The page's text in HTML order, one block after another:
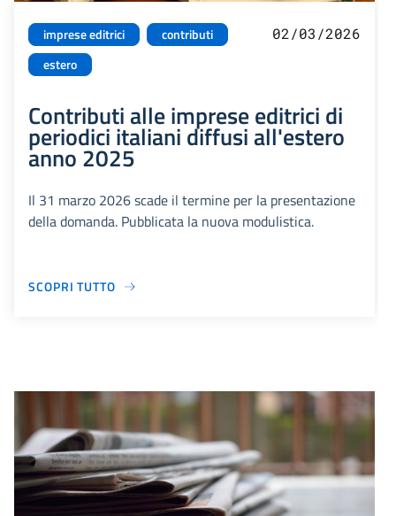
imprese editrici
contributi
estero
02/03/2026
Contributi alle imprese editrici di
periodici italiani diffusi all'estero
anno 2025
Il 31 marzo 2026 scade il termine per la presentazione
della domanda. Pubblicata la nuova modulistica.
SCOPRI TUTTO